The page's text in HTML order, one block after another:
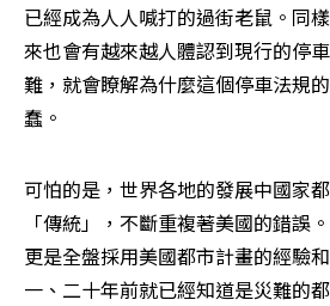
已經成為人人喊打的過街老鼠。同
來也會有越來越人體認到現行的停
難，就會瞭解為什麼這個停車法規
蠢。
可怕的是，世界各地的發展中國家
「傳統」，不斷重複著美國的錯誤
更是全盤採用美國都市計畫的經驗
一、二十年前就已經知道是災難的